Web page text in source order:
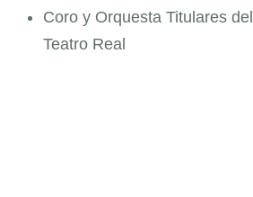
Coro y Orquesta Titulares del
Teatro Real